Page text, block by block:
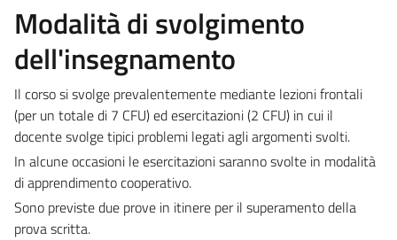
Modalità di svolgimento
dell'insegnamento
Il corso si svolge prevalentemente mediante lezioni frontali
(per un totale di 7 CFU) ed esercitazioni (2 CFU) in cui il
docente svolge tipici problemi legati agli argomenti svolti.
In alcune occasioni le esercitazioni saranno svolte in modalità
di apprendimento cooperativo.
Sono previste due prove in itinere per il superamento della
prova scritta.